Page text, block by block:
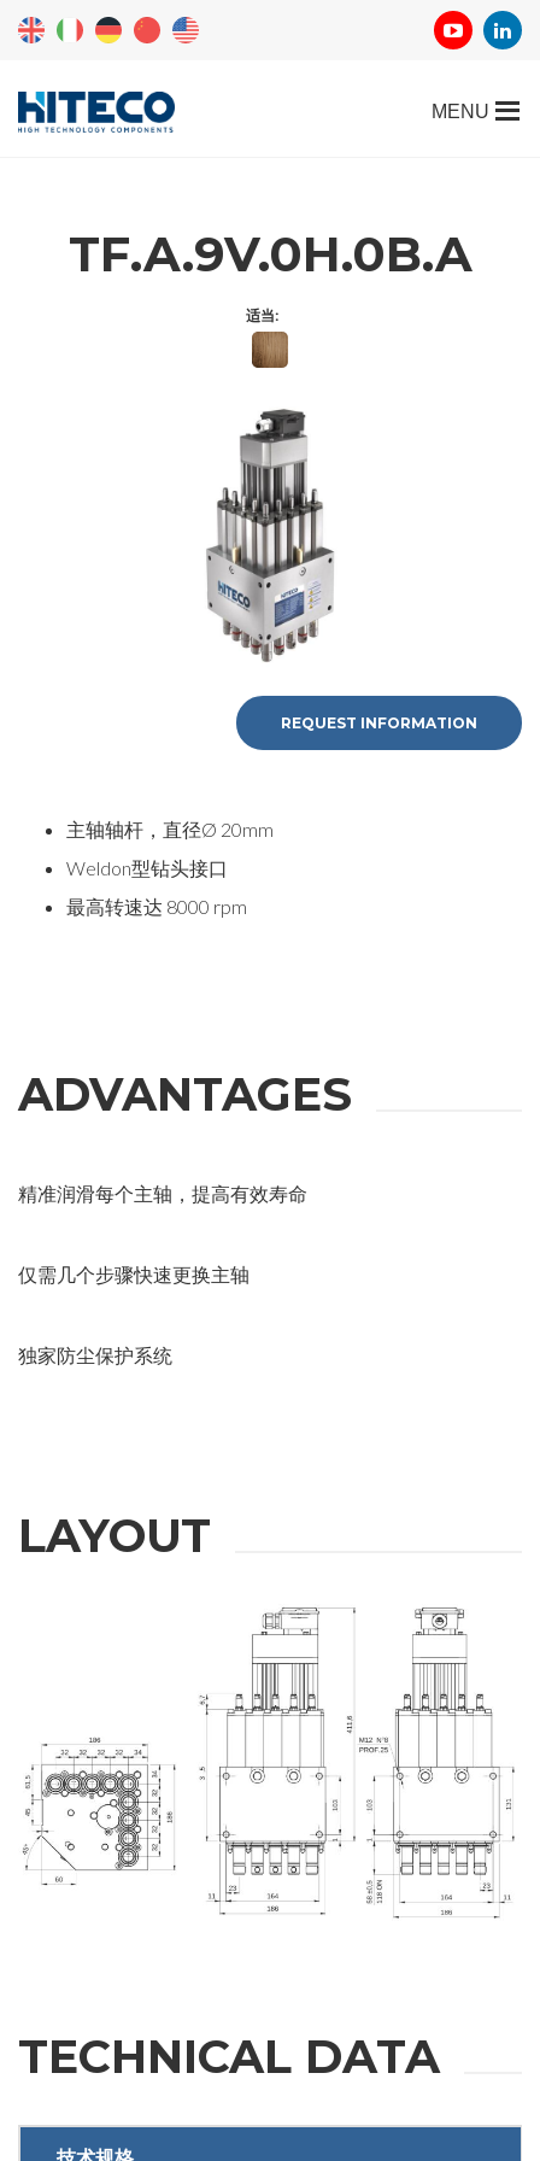
REQUEST
INFORMATION
Fill out the online form to be contacted by a salesperson
姓
邮箱
TF.A.9V.0H.0B.A
适当:
REQUEST INFORMATION
主轴轴杆，直径Ø 20mm
Weldon型钻头接口
最高转速达 8000 rpm
ADVANTAGES
精准润滑每个主轴，提高有效寿命
仅需几个步骤快速更换主轴
独家防尘保护系统
LAYOUT
TECHNICAL DATA